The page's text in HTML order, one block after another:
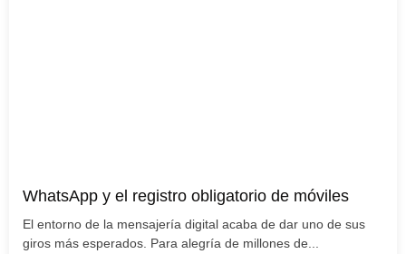
WhatsApp y el registro obligatorio de móviles
El entorno de la mensajería digital acaba de dar uno de sus
giros más esperados. Para alegría de millones de...